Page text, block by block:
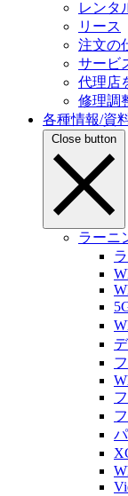
レンタ
リース
注文の
サービ
代理店
修理調
各種情報/資
Close button
ラーニ